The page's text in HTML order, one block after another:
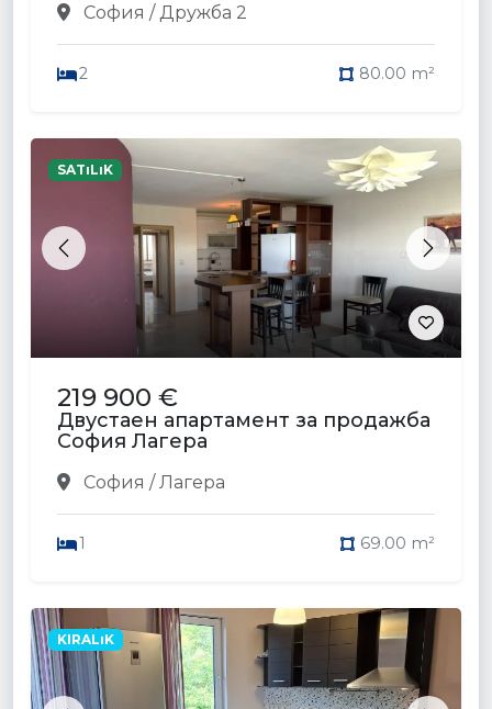
София / Дружба 2
2 80.00 m²
Previous Next
SATıLıK
219 900 €
Двустаен апартамент за продажба
София Лагера
София / Лагера
1 69.00 m²
KIRALıK